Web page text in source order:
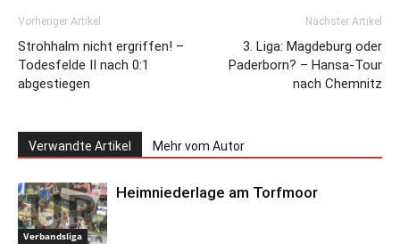
Vorheriger Artikel
Strohhalm nicht ergriffen! –
Todesfelde II nach 0:1
abgestiegen
Nächster Artikel
3. Liga: Magdeburg oder
Paderborn? – Hansa-Tour
nach Chemnitz
Verwandte Artikel Mehr vom Autor
Verbandsliga
Heimniederlage am Torfmoor